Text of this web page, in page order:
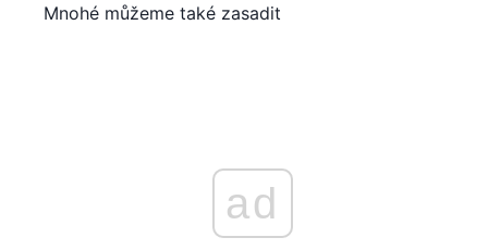
Mnohé můžeme také zasadit
ad